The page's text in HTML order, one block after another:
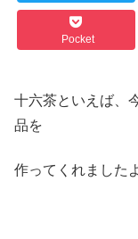
Pocket
十六茶といえば、
品を
作ってくれました